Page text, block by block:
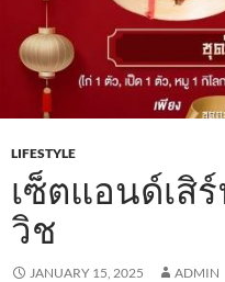
LIFESTYLE
เซ็ตแอนด์เสิร์
วิช
JANUARY 15, 2025 ADMIN